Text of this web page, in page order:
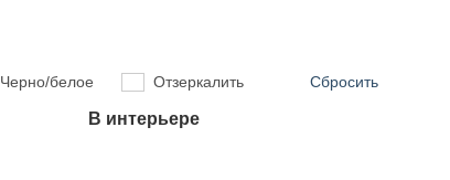
Черно/белое Отзеркалить Сбросить
В интерьере